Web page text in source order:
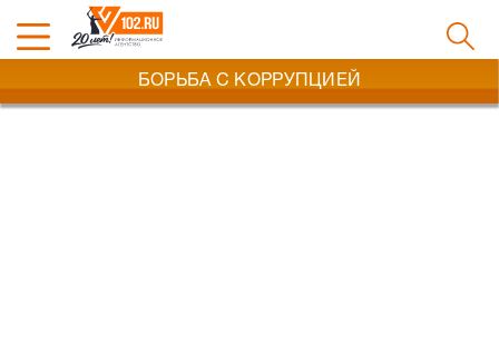
БОРЬБА С КОРРУПЦИЕЙ